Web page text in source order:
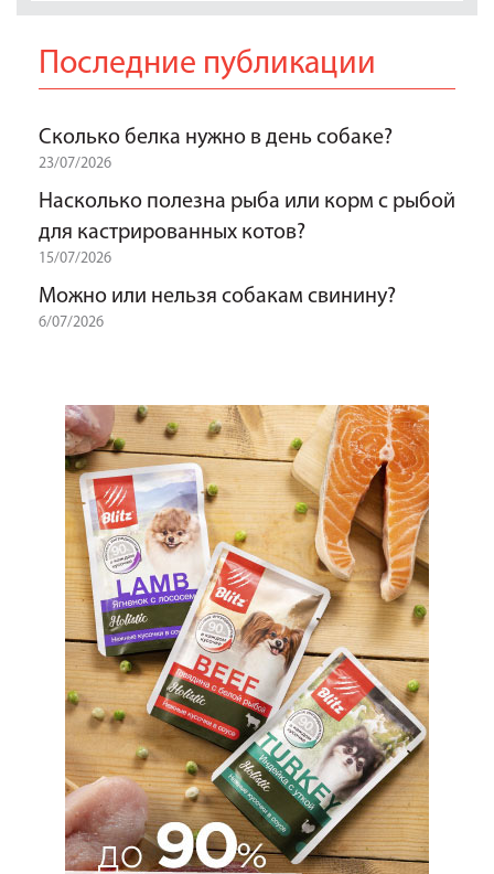
Последние публикации
Сколько белка нужно в день собаке?
23/07/2026
Насколько полезна рыба или корм с рыбой
для кастрированных котов?
15/07/2026
Можно или нельзя собакам свинину?
6/07/2026